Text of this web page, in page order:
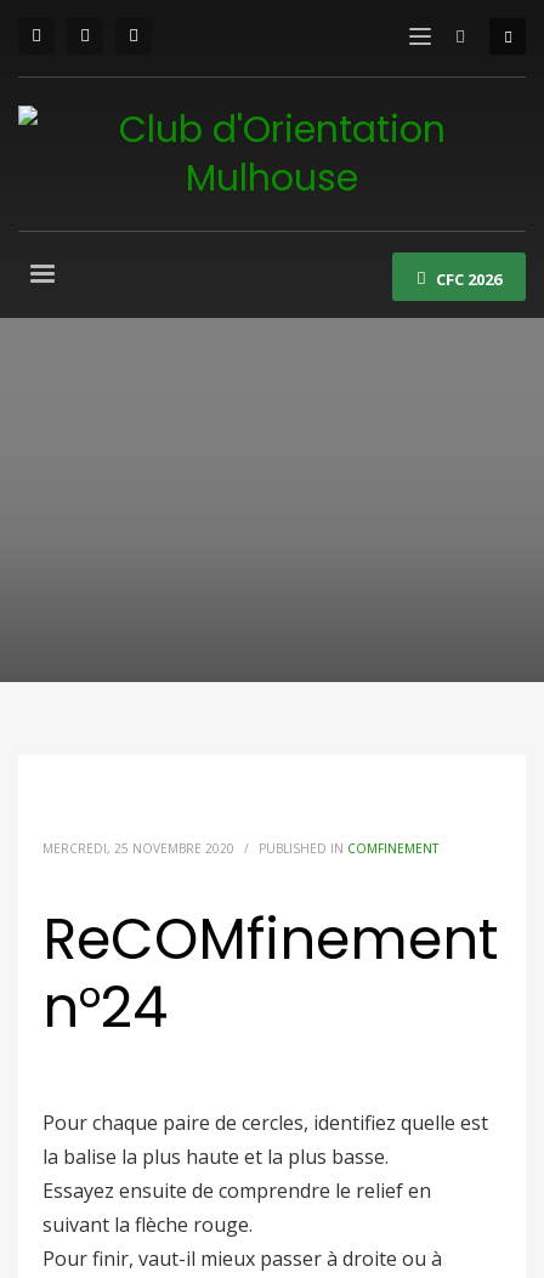
CFC 2026
MERCREDI, 25 NOVEMBRE 2020 / PUBLISHED IN COMFINEMENT
ReCOMfinement
n°24
Pour chaque paire de cercles, identifiez quelle est
la balise la plus haute et la plus basse.
Essayez ensuite de comprendre le relief en
suivant la flèche rouge.
Pour finir, vaut-il mieux passer à droite ou à